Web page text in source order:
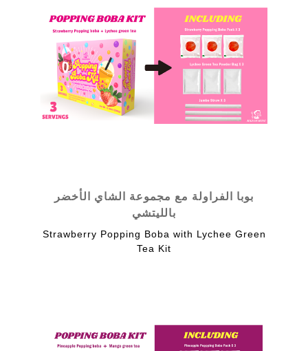
بوبا الفراولة مع مجموعة الشاي الأخضر
بالليتشي
Strawberry Popping Boba with Lychee Green
Tea Kit